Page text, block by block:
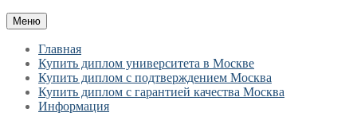
Меню
Главная
Купить диплом университета в Москве
Купить диплом с подтверждением Москва
Купить диплом с гарантией качества Москва
Информация